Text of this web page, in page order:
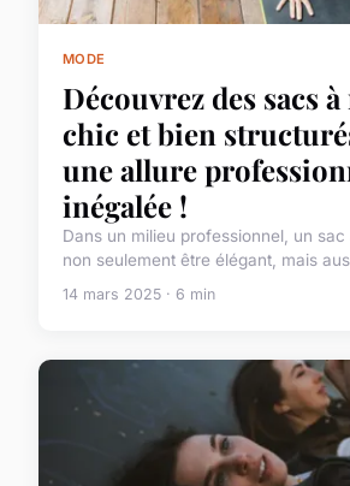
MODE
Découvrez des sacs
chic et bien
une allure
inégalée !
Dans un milieu professionnel, un
non seulement être élégant, mais
14 mars 2025 · 6 min